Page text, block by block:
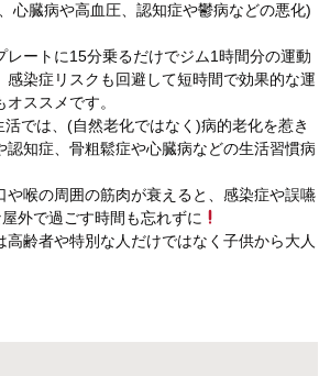
心臓病や高血圧、認知症や鬱病などの悪化)
レートに15分乗るだけでジム1時間分の運動
染症リスクも回避して短時間で効果的な運
ススメです。
では、(自然老化ではなく)病的老化を惹き
知症、骨粗鬆症や心臓病などの生活習慣病
喉の周囲の筋肉が衰えると、感染症や誤嚥
外で過ごす時間も忘れずに
齢者や特別な人だけではなく子供から大人